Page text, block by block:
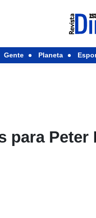
Gente Planeta
para